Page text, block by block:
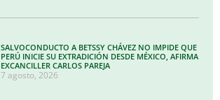
SALVOCONDUCTO A BETSSY CHÁVEZ NO IMPIDE QUE
PERÚ INICIE SU EXTRADICIÓN DESDE MÉXICO, AFIRMA
EXCANCILLER CARLOS PAREJA
7 agosto, 2026